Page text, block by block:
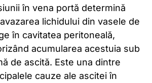
în vena portă determină
lichidului din vasele de
în cavitatea peritoneală,
acumularea acestuia sub
de ascită. Este una dintre
cauze ale ascitei în